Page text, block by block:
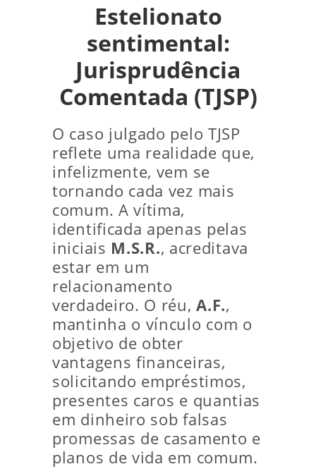
Estelionato
sentimental:
Jurisprudência
Comentada (TJSP)
O caso julgado pelo TJSP
reflete uma realidade que,
infelizmente, vem se
tornando cada vez mais
comum. A vítima,
identificada apenas pelas
iniciais M.S.R., acreditava
estar em um
relacionamento
verdadeiro. O réu,A.F.,
mantinha o vínculo com o
objetivo de obter
vantagens financeiras,
solicitando empréstimos,
presentes caros e quantias
em dinheiro sob falsas
promessas de casamento e
planos de vida em comum.